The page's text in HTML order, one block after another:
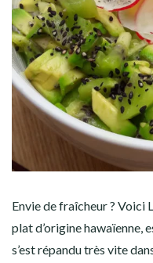
Envie de fraîcheur ? Voici
plat d’origine hawaïenne,
s’est répandu très vite